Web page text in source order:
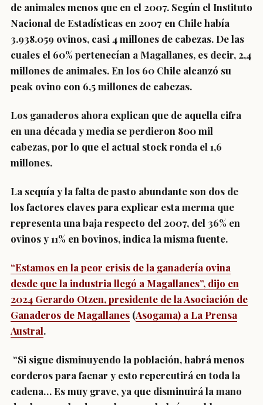
de animales menos que en el 2007. Según el Instituto
Nacional de Estadísticas en 2007 en Chile había
3.938.059 ovinos, casi 4 millones de cabezas. De las
cuales el 60% pertenecían a Magallanes, es decir, 2,4
millones de animales. En los 60 Chile alcanzó su
peak ovino con 6,5 millones de cabezas.
Los ganaderos ahora explican que de aquella cifra
en una década y media se perdieron 800 mil
cabezas, por lo que el actual stock ronda el 1,6
millones.
La sequía y la falta de pasto abundante son dos de
los factores claves para explicar esta merma que
representa una baja respecto del 2007, del 36% en
ovinos y 11% en bovinos, indica la misma fuente.
“Estamos en la peor crisis de la ganadería ovina
desde que la industria llegó a Magallanes”, dijo en
2024 Gerardo Otzen, presidente de la Asociación de
Ganaderos de Magallanes (Asogama) a La Prensa
Austral.
“Si sigue disminuyendo la población, habrá menos
corderos para faenar y esto repercutirá en toda la
cadena… Es muy grave, ya que disminuirá la mano